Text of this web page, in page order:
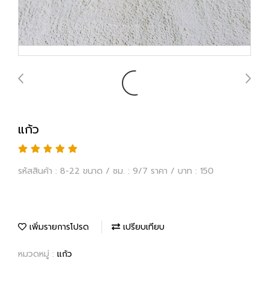
แก้ว
รหัสสินค้า : 8-22 ขนาด / ซม. : 9/7 ราคา / บาท : 150
เพิ่มรายการโปรด เปรียบเทียบ
หมวดหมู่ : แก้ว